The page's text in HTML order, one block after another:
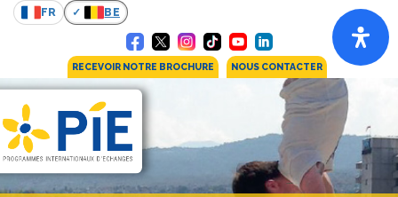
FR BE
RECEVOIR NOTRE BROCHURE NOUS CONTACTER